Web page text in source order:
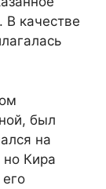
качестве
был
на
но Кира